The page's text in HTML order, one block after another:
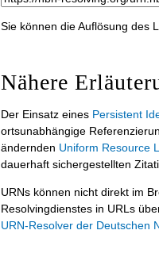
Sie können die Auflösung des
Nähere
Der Einsatz eines Persistent
ortsunabhängige
ändernden Uniform Resource
dauerhaft sichergestellten
URNs können nicht direkt im
Resolvingdienstes in URLs
URN-Resolver der Deutschen